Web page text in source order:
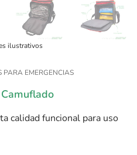
ilustrativos
PARA EMERGENCIAS
calidad funcional para uso